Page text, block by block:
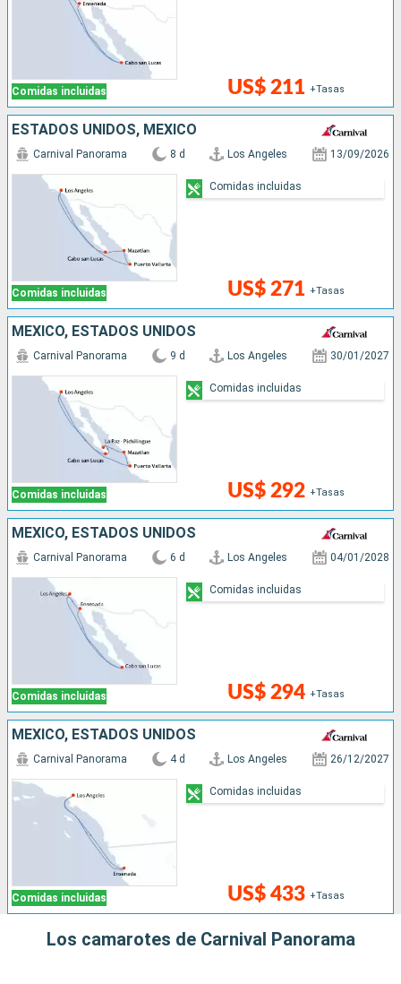
Comidas incluidas US$ 211 +Tasas
ESTADOS UNIDOS, MÉXICO
Comidas incluidas
Carnival Panorama 8 d Los Angeles 13/09/2026
US$ 271 +Tasas
Comidas incluidas
MÉXICO, ESTADOS UNIDOS
Comidas incluidas
Carnival Panorama 9 d Los Angeles 30/01/2027
US$ 292 +Tasas
Comidas incluidas
MÉXICO, ESTADOS UNIDOS
Comidas incluidas
Carnival Panorama 6 d Los Angeles 04/01/2028
US$ 294 +Tasas
Comidas incluidas
MÉXICO, ESTADOS UNIDOS
Comidas incluidas
Carnival Panorama 4 d Los Angeles 26/12/2027
US$ 433 +Tasas
Comidas incluidas
Los camarotes de Carnival Panorama